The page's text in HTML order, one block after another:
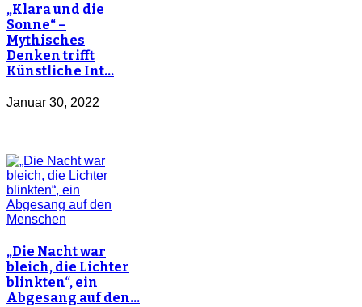
„Klara und die
Sonne“ –
Mythisches
Denken trifft
Künstliche Int…
Januar 30, 2022
„Die Nacht war
bleich, die Lichter
blinkten“, ein
Abgesang auf den…